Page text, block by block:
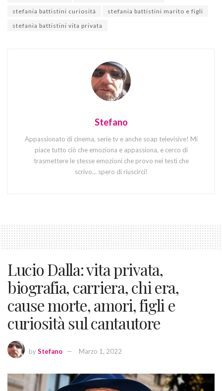
stefania battistini curiosità
stefania battistini marito e figli
stefania battistini vita privata
Stefano
Appassionato di cinema, serie tv e anche soap televisive! Mi
piace tutto ciò che emoziona e appassiona, e cerco di
trasmettere le stesse emozioni che provo nei testi che
scrivo... spero di riuscirci!
Lucio Dalla: vita privata,
biografia, carriera, chi era,
cause morte, amori, figli e
curiosità sul cantautore
byStefano Marzo 1, 2022